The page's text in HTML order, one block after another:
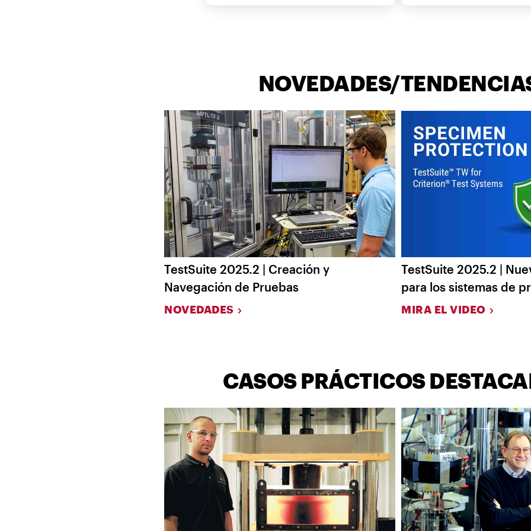
NOVEDADES/
TestSuite 2025.2 | Creación y
Navegación de Pruebas
NOVEDADES
TestSuite 2025.2 |
para los sistemas de
MIRA EL VIDEO
CASOS PRÁCTICOS